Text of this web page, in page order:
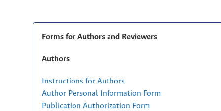
Forms for Authors and Reviewers
Authors
Instructions for Authors
Author Personal Information Form
Publication Authorization Form